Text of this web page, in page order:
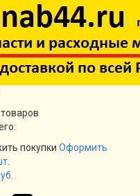
покупки Оформить